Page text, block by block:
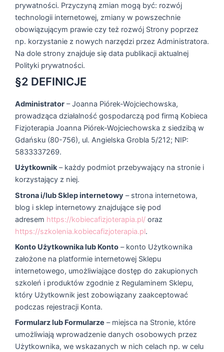
prywatności. Przyczyną zmian mogą być: rozwój
technologii internetowej, zmiany w powszechnie
obowiązującym prawie czy też rozwój Strony poprzez
np. korzystanie z nowych narzędzi przez Administratora.
Na dole strony znajduje się data publikacji aktualnej
Polityki prywatności.
§2 DEFINICJE
Administrator – Joanna Piórek-Wojciechowska,
prowadząca działalność gospodarczą pod firmą Kobieca
Fizjoterapia Joanna Piórek-Wojciechowska z siedzibą w
Gdańsku (80-756), ul. Angielska Grobla 5/212; NIP:
5833337269.
Użytkownik– każdy podmiot przebywający na stronie i
korzystający z niej.
Strona i/lub Sklep internetowy – strona internetowa,
blog i sklep internetowy znajdujące się pod
adresem https://kobiecafizjoterapia.pl/ oraz
https://szkolenia.kobiecafizjoterapia.pl.
Konto Użytkownika lub Konto – konto Użytkownika
założone na platformie internetowej Sklepu
internetowego, umożliwiające dostęp do zakupionych
szkoleń i produktów zgodnie z Regulaminem Sklepu,
który Użytkownik jest zobowiązany zaakceptować
podczas rejestracji Konta.
Formularz lub Formularze – miejsca na Stronie, które
umożliwiają wprowadzenie danych osobowych przez
Użytkownika, we wskazanych w nich celach np. w celu